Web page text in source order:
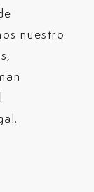
nuestro